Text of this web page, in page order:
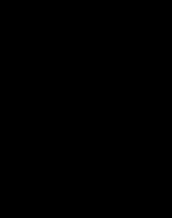
mit vleys Sampt einer
D. Martini Luthers Wie
weissagunge vernemen
| R 98/1811
| RA 53/161 -1 | Faksimile
berahtschlagt verfasset vnd
ist ...
d.Ä., 1577 | R 55/2240